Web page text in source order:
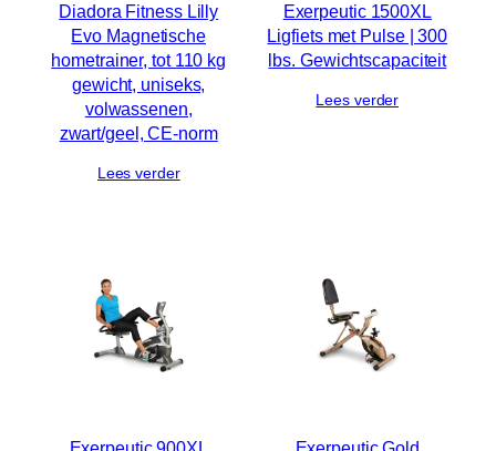
Diadora Fitness Lilly
Evo Magnetische
hometrainer, tot 110 kg
gewicht, uniseks,
volwassenen,
zwart/geel, CE-norm
Lees verder
Exerpeutic 1500XL
Ligfiets met Pulse | 300
lbs. Gewichtscapaciteit
Lees verder